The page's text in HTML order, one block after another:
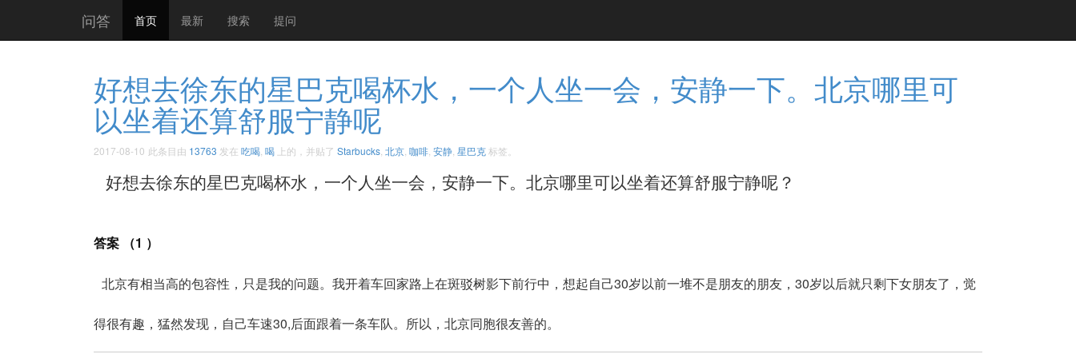
问答 首页 最新 搜索 提问
好想去徐东的星巴克喝杯水，一个人坐一会，安静一下。北京哪里可
以坐着还算舒服宁静呢
2017-08-10 此条目由 13763 发在 吃喝 喝 上的，并贴了 Starbucks 北京 咖啡 安静 星巴克标签。
好想去徐东的星巴克喝杯水，一个人坐一会，安静一下。北京哪里可以坐着还算舒服宁静呢？ ​​​​
答案 （1 ）
北京有相当高的包容性，只是我的问题。我开着车回家路上在斑驳树影下前行中，想起自己30岁以前一堆不是朋友的朋友，30岁以后就只剩下女朋友了，觉
得很有趣，猛然发现，自己车速30,后面跟着一条车队。所以，北京同胞很友善的。